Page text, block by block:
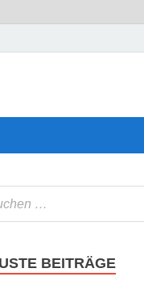
BEITRÄGE